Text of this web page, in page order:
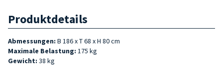
Produktdetails
Abmessungen: B 186 x T 68 x H 80 cm
Maximale Belastung: 175 kg
Gewicht: 38 kg